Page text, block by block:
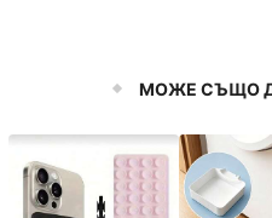
МОЖЕ СЪЩО